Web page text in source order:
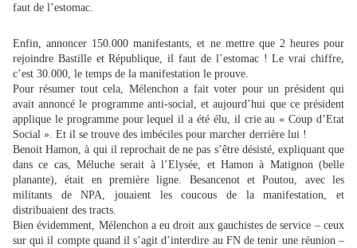
faut de l’estomac.
Enfin, annoncer 150.000 manifestants, et ne mettre que 2 heures pour
rejoindre Bastille et République, il faut de l’estomac ! Le vrai chiffre,
c’est 30.000, le temps de la manifestation le prouve.
Pour résumer tout cela, Mélenchon a fait voter pour un président qui
avait annoncé le programme anti-social, et aujourd’hui que ce président
applique le programme pour lequel il a été élu, il crie au « Coup d’Etat
Social ». Et il se trouve des imbéciles pour marcher derrière lui !
Benoit Hamon, à qui il reprochait de ne pas s’être désisté, expliquant que
dans ce cas, Méluche serait à l’Elysée, et Hamon à Matignon (belle
planante), était en première ligne. Besancenot et Poutou, avec les
militants de NPA, jouaient les coucous de la manifestation, et
distribuaient des tracts.
Bien évidemment, Mélenchon a eu droit aux gauchistes de service – ceux
sur qui il compte quand il s’agit d’interdire au FN de tenir une réunion –